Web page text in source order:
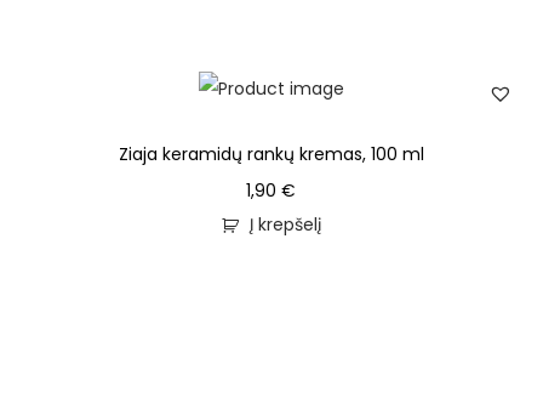
Ziaja keramidų rankų kremas, 100 ml
1,90€
Į krepšelį